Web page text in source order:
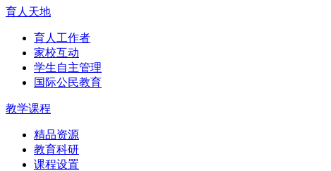
育人天地
育人工作者
家校互动
学生自主管理
国际公民教育
教学课程
精品资源
教育科研
课程设置